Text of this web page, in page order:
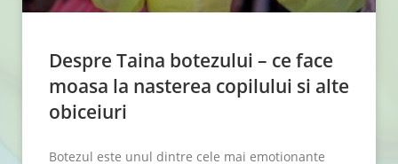
Despre Taina botezului – ce face
moasa la nasterea copilului si alte
obiceiuri
Botezul este unul dintre cele mai emotionante